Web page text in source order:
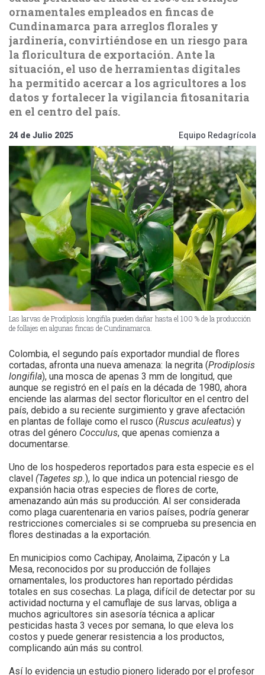
ornamentales empleados en fincas de
Cundinamarca para arreglos florales y
jardinería, convirtiéndose en un riesgo para
la floricultura de exportación. Ante la
situación, el uso de herramientas digitales
ha permitido acercar a los agricultores a los
datos y fortalecer la vigilancia fitosanitaria
en el centro del país.
24 de Julio 2025 Equipo Redagrícola
Las larvas de Prodiplosis longifila pueden dañar hasta el 100 % de la producción
de follajes en algunas fincas de Cundinamarca.
Colombia, el segundo país exportador mundial de flores
cortadas, afronta una nueva amenaza: la negrita (Prodiplosis
longifila), una mosca de apenas 3 mm de longitud, que
aunque se registró en el país en la década de 1980, ahora
enciende las alarmas del sector floricultor en el centro del
país, debido a su reciente surgimiento y grave afectación
en plantas de follaje como el rusco (Ruscus aculeatus) y
otras del género Cocculus, que apenas comienza a
documentarse.
Uno de los hospederos reportados para esta especie es el
clavel (Tagetes sp.), lo que indica un potencial riesgo de
expansión hacia otras especies de flores de corte,
amenazando aún más su producción. Al ser considerada
como plaga cuarentenaria en varios países, podría generar
restricciones comerciales si se comprueba su presencia en
flores destinadas a la exportación.
En municipios como Cachipay, Anolaima, Zipacón y La
Mesa, reconocidos por su producción de follajes
ornamentales, los productores han reportado pérdidas
totales en sus cosechas. La plaga, difícil de detectar por su
actividad nocturna y el camuflaje de sus larvas, obliga a
muchos agricultores sin asesoría técnica a aplicar
pesticidas hasta 3 veces por semana, lo que eleva los
costos y puede generar resistencia a los productos,
complicando aún más su control.
Así lo evidencia un estudio pionero liderado por el profesor